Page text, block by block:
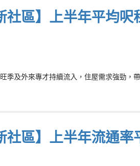
社區】上半年平均
季及外來專才持續流入，住屋需求強勁
社區】上半年流通